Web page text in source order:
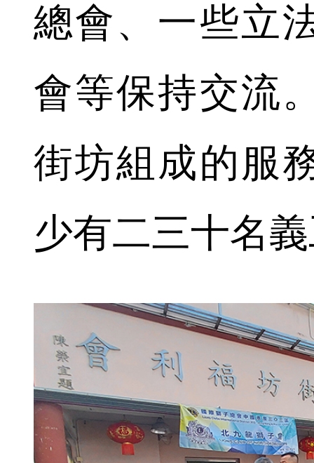
總會、一些立
會等保持交流
街坊組成的服
少有二三十名